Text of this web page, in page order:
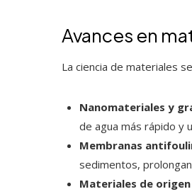
Avances en
La ciencia de materiales
Nanomateriales y
de agua más rápido y
Membranas
sedimentos,
Materiales de